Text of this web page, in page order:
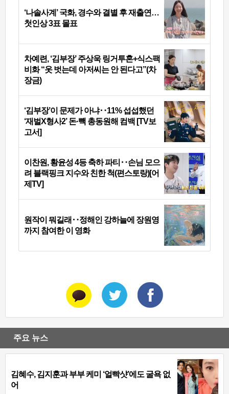
‘나솔사계’ 국화, 경수와 결별 후 재출연…
첫인상 3표 몰표
차예련, ‘김부장’ 주상욱 링거투혼+식스팩
비화 “옷 벗는데 아저씨는 안 된다고”(차
장금)
‘김부장’이 문제가 아냐‥11% 섭섭했던
‘재벌X형사2’ 돈·빽 총동원해 컴백 [TV보
고서]
이찬원, 황윤성 4등 축하 파티‥손님 모으
려 블랙핑크 지수와 친한 척(편스토랑)[어
제TV]
원작이 뭐길래‥정해인 강하늘에 장원영
까지 참여한 이 영화
주요 뉴스
김혜수, 김지훈과 부부 케미 ‘얼빡샷’에도 굴욕 없
어